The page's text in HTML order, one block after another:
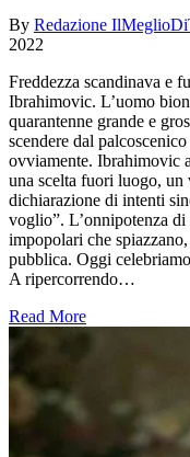
By Redazione
2022
Freddezza scandinava e
Ibrahimovic. L’uomo
quarantenne grande e
scendere dal
ovviamente. Ibrahimovic
una scelta fuori luogo, un
dichiarazione di intenti
voglio”. L’onnipotenza
impopolari che
pubblica. Oggi
A ripercorrendo…
Read More